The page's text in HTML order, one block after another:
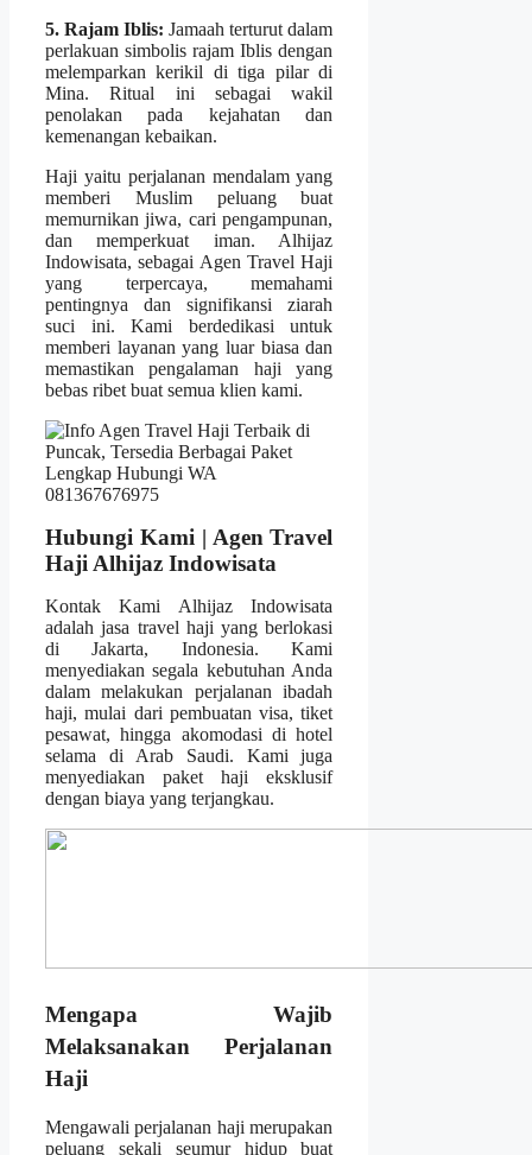
5. Rajam Iblis: Jamaah terturut dalam
perlakuan simbolis rajam Iblis dengan
melemparkan kerikil di tiga pilar di
Mina. Ritual ini sebagai wakil
penolakan pada kejahatan dan
kemenangan kebaikan.
Haji yaitu perjalanan mendalam yang
memberi Muslim peluang buat
memurnikan jiwa, cari pengampunan,
dan memperkuat iman. Alhijaz
Indowisata, sebagai Agen Travel Haji
yang terpercaya, memahami
pentingnya dan signifikansi ziarah
suci ini. Kami berdedikasi untuk
memberi layanan yang luar biasa dan
memastikan pengalaman haji yang
bebas ribet buat semua klien kami.
Hubungi Kami | Agen Travel
Haji Alhijaz Indowisata
Kontak Kami Alhijaz Indowisata
adalah jasa travel haji yang berlokasi
di Jakarta, Indonesia. Kami
menyediakan segala kebutuhan Anda
dalam melakukan perjalanan ibadah
haji, mulai dari pembuatan visa, tiket
pesawat, hingga akomodasi di hotel
selama di Arab Saudi. Kami juga
menyediakan paket haji eksklusif
dengan biaya yang terjangkau.
Mengapa Wajib
Melaksanakan Perjalanan
Haji
Mengawali perjalanan haji merupakan
peluang sekali seumur hidup buat